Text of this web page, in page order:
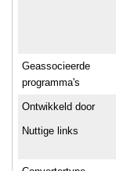
Geassocieerde
programma's
Ontwikkeld door
Nuttige links